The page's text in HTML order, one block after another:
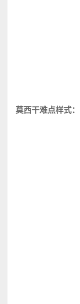
莫西干难点样式：